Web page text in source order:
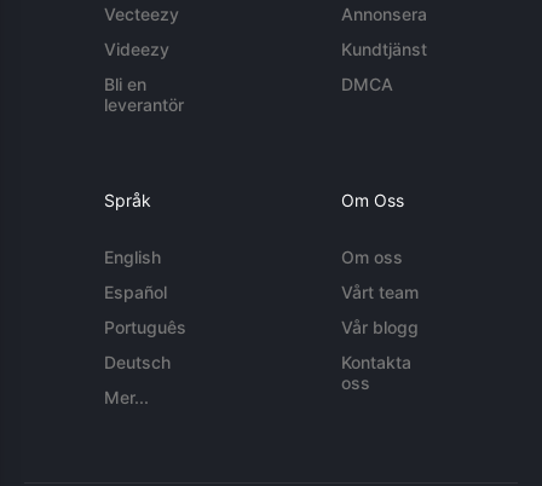
Vecteezy
Videezy
Bli en
leverantör
Annonsera
Kundtjänst
DMCA
Språk
English
Español
Português
Deutsch
Mer...
Om Oss
Om oss
Vårt team
Vår blogg
Kontakta
oss